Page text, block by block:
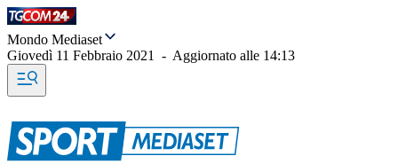
Mondo Mediaset
Giovedì 11 Febbraio 2021
- Aggiornato alle 14:13